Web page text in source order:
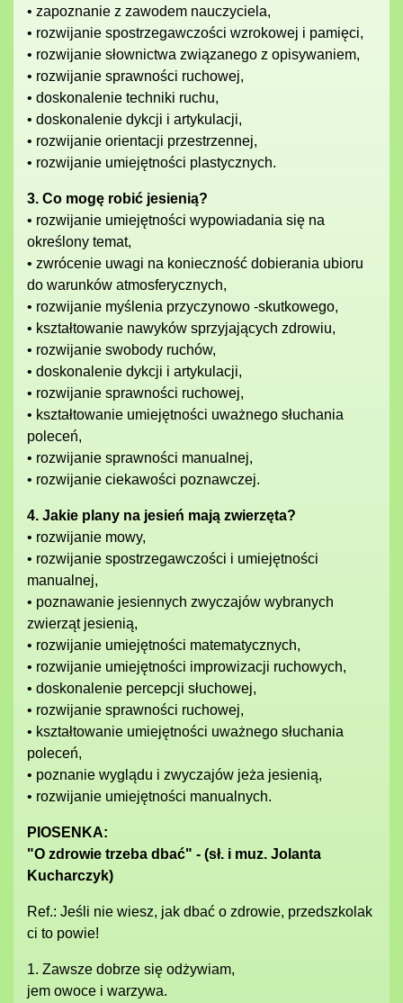
• zapoznanie z zawodem nauczyciela,
• rozwijanie spostrzegawczości wzrokowej i pamięci,
• rozwijanie słownictwa związanego z opisywaniem,
• rozwijanie sprawności ruchowej,
• doskonalenie techniki ruchu,
• doskonalenie dykcji i artykulacji,
• rozwijanie orientacji przestrzennej,
• rozwijanie umiejętności plastycznych.
3. Co mogę robić jesienią?
• rozwijanie umiejętności wypowiadania się na
określony temat,
• zwrócenie uwagi na konieczność dobierania ubioru
do warunków atmosferycznych,
• rozwijanie myślenia przyczynowo -skutkowego,
• kształtowanie nawyków sprzyjających zdrowiu,
• rozwijanie swobody ruchów,
• doskonalenie dykcji i artykulacji,
• rozwijanie sprawności ruchowej,
• kształtowanie umiejętności uważnego słuchania
poleceń,
• rozwijanie sprawności manualnej,
• rozwijanie ciekawości poznawczej.
4. Jakie plany na jesień mają zwierzęta?
• rozwijanie mowy,
• rozwijanie spostrzegawczości i umiejętności
manualnej,
• poznawanie jesiennych zwyczajów wybranych
zwierząt jesienią,
• rozwijanie umiejętności matematycznych,
• rozwijanie umiejętności improwizacji ruchowych,
• doskonalenie percepcji słuchowej,
• rozwijanie sprawności ruchowej,
• kształtowanie umiejętności uważnego słuchania
poleceń,
• poznanie wyglądu i zwyczajów jeża jesienią,
• rozwijanie umiejętności manualnych.
PIOSENKA:
"O zdrowie trzeba dbać" - (sł. i muz. Jolanta
Kucharczyk)
Ref.: Jeśli nie wiesz, jak dbać o zdrowie, przedszkolak
ci to powie!
1. Zawsze dobrze się odżywiam,
jem owoce i warzywa.